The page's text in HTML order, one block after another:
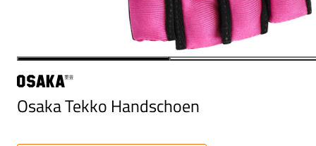
Osaka Tekko Handschoen